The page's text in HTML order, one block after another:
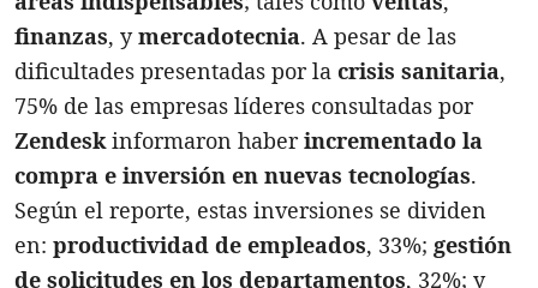
finanzas, ymercadotecnia. A pesar de las
dificultades presentadas por la crisis sanitaria,
75% de las empresas líderes consultadas por
Zendesk informaron haberincrementado la
compra e inversión en nuevas tecnologías.
Según el reporte, estas inversiones se dividen
en: productividad de empleados, 33%; gestión
de solicitudes en los departamentos, 32%; y